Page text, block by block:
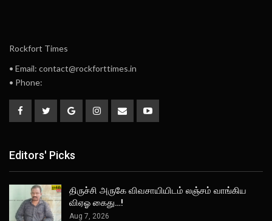
Rockfort Times
• Email: contact@rockforttimes.in
• Phone:
Editors' Picks
திருச்சி அருகே விவசாயியிடம் லஞ்சம் வாங்கிய
விஏஓ கைது…!
Aug 7, 2026